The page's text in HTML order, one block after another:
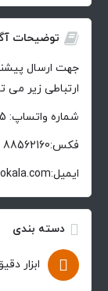
توضیحات
جهت ارسال
ارتباطی زیر می
شماره واتساپ: 09012813235
فکس:88562160
ایمیل:info@ipetrokala.com
دسته بندی
ابزار